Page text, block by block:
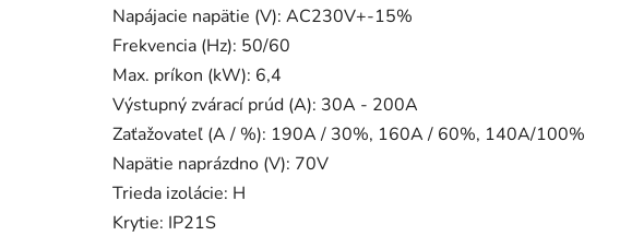
Napájacie napätie (V): AC230V+-15%
Frekvencia (Hz): 50/60
Max. príkon (kW): 6,4
Výstupný zvárací prúd (A): 30A - 200A
Zaťažovateľ (A / %): 190A / 30%, 160A / 60%, 140A/100%
Napätie naprázdno (V): 70V
Trieda izolácie: H
Krytie: IP21S